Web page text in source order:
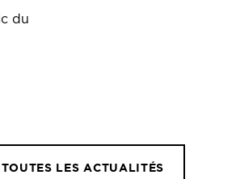
du
LES ACTUALITÉS